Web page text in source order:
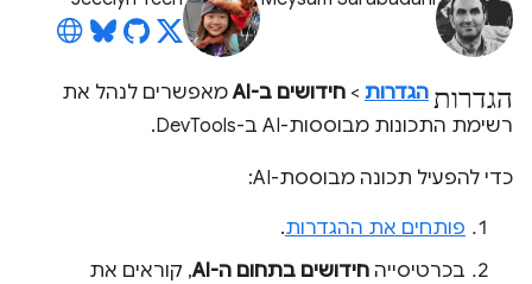
הגדרות הגדרות > חידושים ב-AI
מאפשרים לנהל את
רשימת התכונות מבוססות-AI ב-DevTools.
כדי להפעיל תכונה מבוססת-AI:
פותחים את ההגדרות.
בכרטיסייה חידושים בתחום ה-AI
, קוראים את